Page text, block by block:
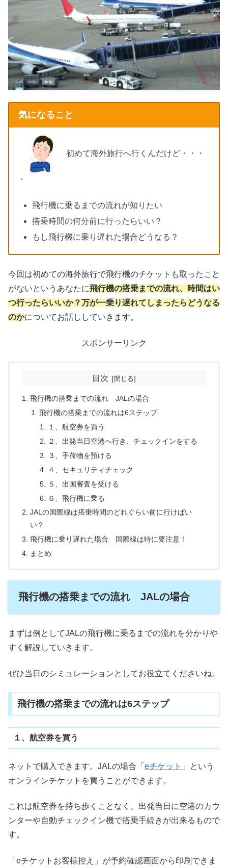
気になること
初めて海外旅行へ行くんだけど・・・
・
飛行機に乗るまでの流れが知りたい
搭乗時間の何分前に行ったらいい？
もし飛行機に乗り遅れた場合どうなる？
今回は初めての海外旅行で飛行機のチケットも取ったこと
がないというあなたに飛行機の搭乗までの流れ、時間はい
つ行ったらいいか？万が一乗り遅れてしまったらどうなる
のかについてお話ししていきます。
スポンサーリンク
目次
飛行機の搭乗までの流れ JALの場合
飛行機の搭乗までの流れは6ステップ
１、航空券を買う
２、出発当日空港へ行き、チェックインをする
３、手荷物を預ける
４、セキュリティチェック
５、出国審査を受ける
６、飛行機に乗る
JALの国際線は搭乗時間のどれぐらい前に行けばい
い？
飛行機に乗り遅れた場合 国際線は特に要注意！
まとめ
飛行機の搭乗までの流れ JALの場合
まずは例としてJALの飛行機に乗るまでの流れを分かりや
すく解説していきます。
ぜひ当日のシミュレーションとしてお役立てくださいね。
飛行機の搭乗までの流れは6ステップ
１、航空券を買う
ネットで購入できます。JALの場合「 eチケット 」という
オンラインチケットを買うことができます。
これは航空券を持ち歩くことなく、出発当日に空港のカウ
ンターや自動チェックイン機で搭乗手続きが出来るもので
す。
「eチケットお客様控え」が予約確認画面から印刷できま